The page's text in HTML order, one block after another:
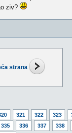
strana
321 322 323
335 336 337
338
ziv?